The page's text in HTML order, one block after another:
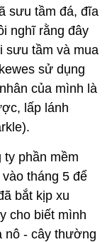
sưu tầm đá, đĩa
nghĩ rằng đây
sưu tầm và mua
sử dụng
của mình là
lấp lánh
ty phần mềm
tháng 5 để
bắt kịp xu
cho biết mình
nô - cây thường